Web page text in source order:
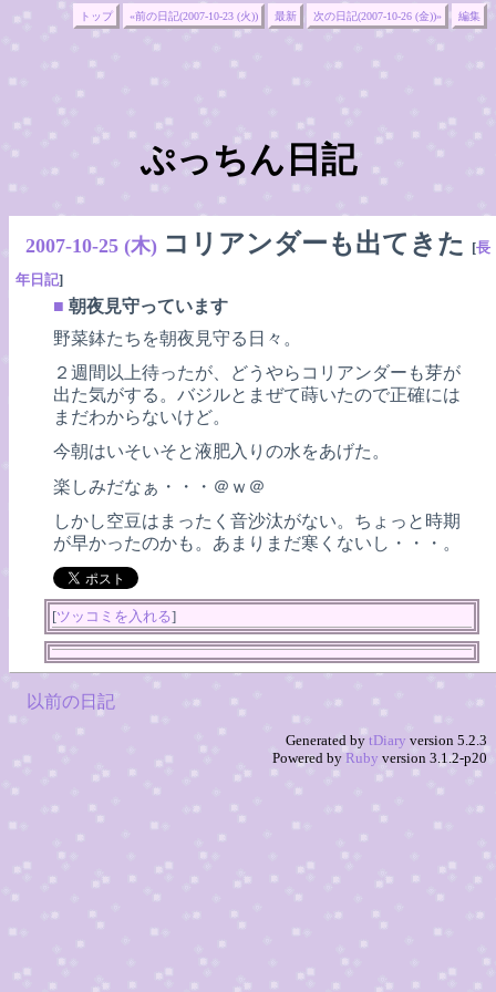
トップ «前の日記(2007-10-23 (火)) 最新 次の日記(2007-10-26 (金))» 編集
ぷっちん日記
2007-10-25 (木) コリアンダーも出てきた [長
年日記]
■ 朝夜見守っています
野菜鉢たちを朝夜見守る日々。
２週間以上待ったが、どうやらコリアンダーも芽が
出た気がする。バジルとまぜて蒔いたので正確には
まだわからないけど。
今朝はいそいそと液肥入りの水をあげた。
楽しみだなぁ・・・＠ｗ＠
しかし空豆はまったく音沙汰がない。ちょっと時期
が早かったのかも。あまりまだ寒くないし・・・。
[ツッコミを入れる]
以前の日記
Generated by tDiary version 5.2.3
Powered by Ruby version 3.1.2-p20